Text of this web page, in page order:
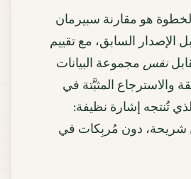
هو مقارنة سبيرمان
الإصدار السابق، مع تقييم
نفس مجموعة البيانات
والاسترجاع المثبَّتة في
تُنتجه إشارة نظيفة:
شريحة، دون مُربِكات في